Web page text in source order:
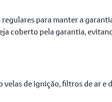
para manter a
coberto pela garantia,
de ignição, filtros de ar e